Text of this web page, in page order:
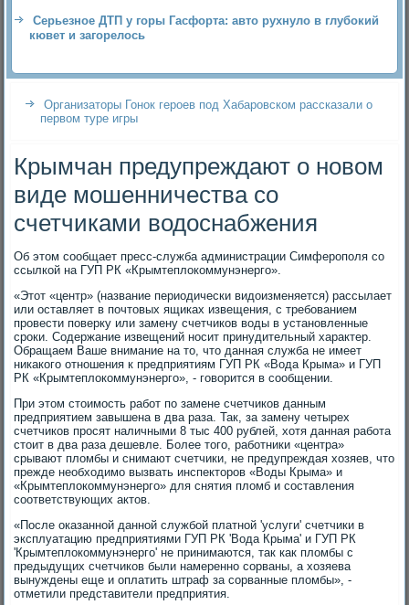
Серьезное ДТП у горы Гасфорта: авто рухнуло в глубокий
кювет и загорелось
Организаторы Гонок героев под Хабаровском рассказали о
первом туре игры
Крымчан предупреждают о новом
виде мошенничества со
счетчиками водоснабжения
Об этом сообщает пресс-служба администрации Симферополя со
ссылкой на ГУП РК «Крымтеплокоммунэнерго».
«Этот «центр» (название периодически видоизменяется) рассылает
или оставляет в почтовых ящиках извещения, с требованием
провести поверку или замену счетчиков воды в установленные
сроки. Содержание извещений носит принудительный характер.
Обращаем Ваше внимание на то, что данная служба не имеет
никакого отношения к предприятиям ГУП РК «Вода Крыма» и ГУП
РК «Крымтеплокоммунэнерго», - говорится в сообщении.
При этом стоимость работ по замене счетчиков данным
предприятием завышена в два раза. Так, за замену четырех
счетчиков просят наличными 8 тыс 400 рублей, хотя данная работа
стоит в два раза дешевле. Более того, работники «центра»
срывают пломбы и снимают счетчики, не предупреждая хозяев, что
прежде необходимо вызвать инспекторов «Воды Крыма» и
«Крымтеплокоммунэнерго» для снятия пломб и составления
соответствующих актов.
«После оказанной данной службой платной 'услуги' счетчики в
эксплуатацию предприятиями ГУП РК 'Вода Крыма' и ГУП РК
'Крымтеплокоммунэнерго' не принимаются, так как пломбы с
предыдущих счетчиков были намеренно сорваны, а хозяева
вынуждены еще и оплатить штраф за сорванные пломбы», -
отметили представители предприятия.